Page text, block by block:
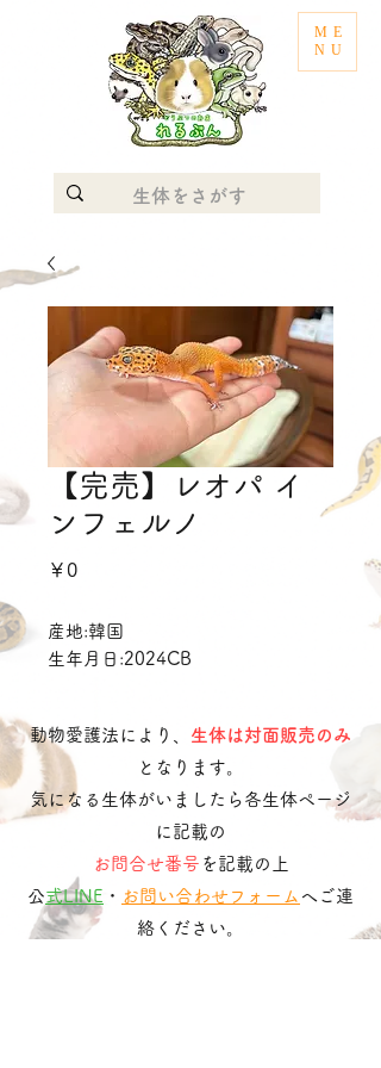
ME
NU
【完売】レオパ イ
ンフェルノ
￥0価
産地:韓国
生年月日:2024CB
動物愛護法により、 生体は対面販売のみ
となります。
気になる生体がいましたら各生体ページ
に記載の
お問合せ番号 を記載の上
​公式LINE ・ お問い合わせフォーム へご連
絡ください。